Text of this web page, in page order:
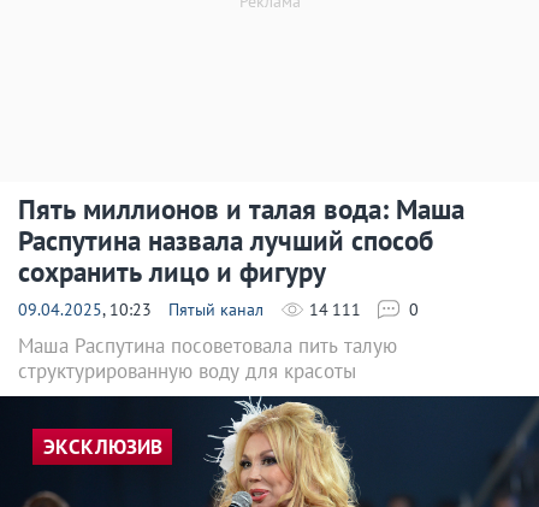
Пять миллионов и талая вода: Маша
Распутина назвала лучший способ
сохранить лицо и фигуру
09.04.2025, 10:23 Пятый канал 14 111 0
Маша Распутина посоветовала пить талую
структурированную воду для красоты
ЭКСКЛЮЗИВ